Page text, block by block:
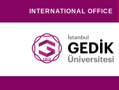
INTERNATIONAL OFFICE